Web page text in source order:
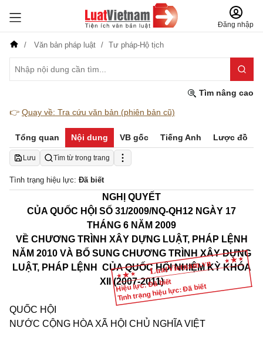
Đăng nhập
Văn bản pháp luật Tư pháp-Hộ tịch
Tìm nâng cao
👉 Quay về: Tra cứu văn bản (phiên bản cũ)
Tổng quan Nội dung VB gốc Tiếng Anh Lược đồ
Lưu Tìm từ trong trang
Tình trạng hiệu lực: Đã biết
Hiệu lực: Đã biết
Tình trạng hiệu lực: Đã biết
NGHỊ QUYẾT
CỦA QUỐC HỘI SỐ 31/2009/NQ-QH12 NGÀY 17
THÁNG 6 NĂM 2009
VỀ CHƯƠNG TRÌNH XÂY DỰNG LUẬT, PHÁP LỆNH
NĂM 2010 VÀ BỔ SUNG CHƯƠNG TRÌNH XÂY DỰNG
LUẬT, PHÁP LỆNH
CỦA QUỐC HỘI NHIỆM KỲ KHÓA
XII (2007-2011)
QUỐC HỘI
NƯỚC CỘNG HÒA XÃ HỘI CHỦ NGHĨA VIỆT